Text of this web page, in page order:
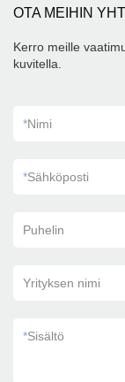
OTA MEIHIN
Kerro meille
kuvitella.
*Nimi
*Sähköposti
Puhelin
Yrityksen nimi
*Sisältö